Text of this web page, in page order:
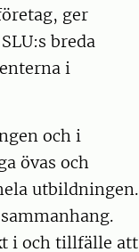
ger
breda
i
och i
övas och
utbildningen.
i och tillfälle att